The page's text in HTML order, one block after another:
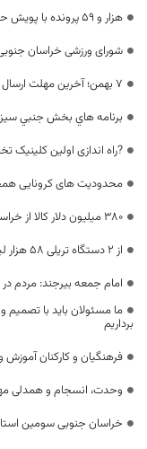
هزار و ۵۹ پرونده با پویش حسینی در خراسان جنوبی بسته شد
شورای ورزشی خراسان
7 بهمن؛ آخرین مهلت ارسال آثار به جشنواره رسانه‌ای ابوذر
برنامه هاي بخش جنبي
?راه اندازی اولین
محدودیت های کرونایی
۳۸۰ میلیون دلار کالا از خراسان جنوبی صادر شد
از ۲ دستگاه تریلی ۵۸ هزار لیتر سوخت قاچاق در خراسان جنوبی توقیف شد
امام جمعه بیرجند: مردم
ما مسئولان باید با
برداریم
فرهنگیان و کارکنان
وحدت، انسجام و همدلی
خراسان جنوبی سومین